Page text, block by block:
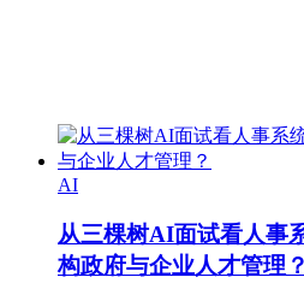
AI
从三棵树AI面试看人事
构政府与企业人才管理？